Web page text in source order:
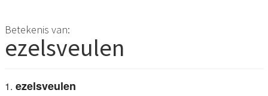
Betekenis van:
ezelsveulen
ezelsveulen